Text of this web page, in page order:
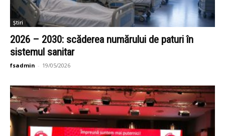
Știri
2026 – 2030: scăderea numărului de paturi în
sistemul sanitar
fsadmin - 19/05/2026